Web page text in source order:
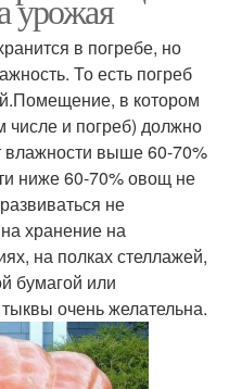
урожая
в погребе, но
То есть погреб
в котором
числе и погреб) должно
влажности выше 60-70%
ниже 60-70% овощ не
не
хранение на
на полках стеллажей,
бумагой или
очень желательна.